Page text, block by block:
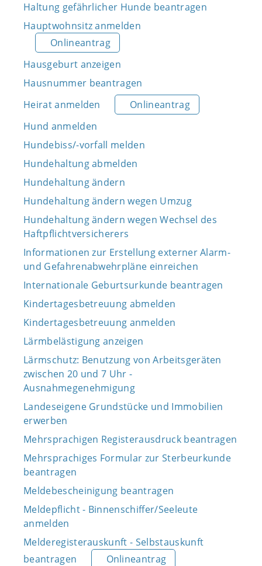
Haltung gefährlicher Hunde beantragen
Hauptwohnsitz anmelden
Onlineantrag
Hausgeburt anzeigen
Hausnummer beantragen
Heirat anmelden
Onlineantrag
Hund anmelden
Hundebiss/-vorfall melden
Hundehaltung abmelden
Hundehaltung ändern
Hundehaltung ändern wegen Umzug
Hundehaltung ändern wegen Wechsel des
Haftpflichtversicherers
Informationen zur Erstellung externer Alarm-
und Gefahrenabwehrpläne einreichen
Internationale Geburtsurkunde beantragen
Kindertagesbetreuung abmelden
Kindertagesbetreuung anmelden
Lärmbelästigung anzeigen
Lärmschutz: Benutzung von Arbeitsgeräten
zwischen 20 und 7 Uhr -
Ausnahmegenehmigung
Landeseigene Grundstücke und Immobilien
erwerben
Mehrsprachigen Registerausdruck beantragen
Mehrsprachiges Formular zur Sterbeurkunde
beantragen
Meldebescheinigung beantragen
Meldepflicht - Binnenschiffer/Seeleute
anmelden
Melderegisterauskunft - Selbstauskunft
beantragen
Onlineantrag